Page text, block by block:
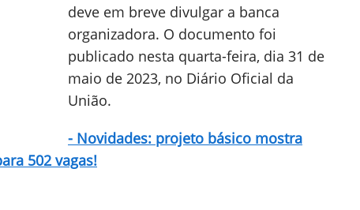
deve em breve divulgar a banca
organizadora. O documento foi
publicado nesta quarta-feira, dia 31 de
maio de 2023, no Diário Oficial da
União.
- Novidades: projeto básico mostra
502 vagas!